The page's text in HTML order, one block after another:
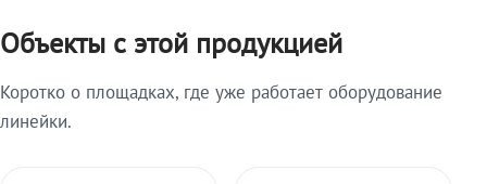
Объекты с этой продукцией
Коротко о площадках, где уже работает оборудование
линейки.